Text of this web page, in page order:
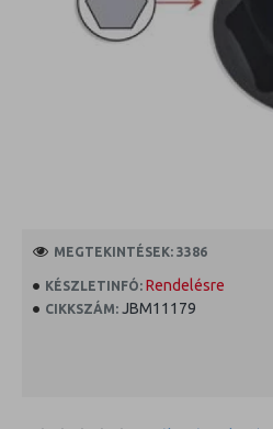
KÉSZLETINFÓ: Rendelésre
CIKKSZÁM: JBM11179
MEGTEKINTÉSEK: 3386